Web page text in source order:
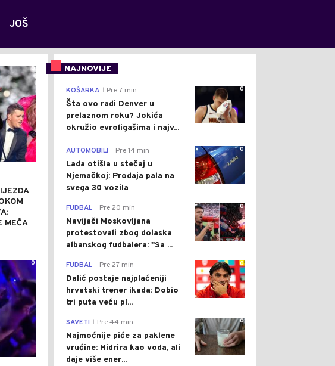
JOŠ
MEČA
0
0
NAJNOVIJE
0
KOŠARKA Pre 7 min
Šta ovo radi Denver u
prelaznom roku? Jokića
okružio evroligašima i najv...
0
AUTOMOBILI Pre 14 min
Lada otišla u stečaj u
Njemačkoj: Prodaja pala na
svega 30 vozila
0
FUDBAL Pre 20 min
Navijači Moskovljana
protestovali zbog dolaska
albanskog fudbalera: "Sa ...
0
FUDBAL Pre 27 min
Dalić postaje najplaćeniji
hrvatski trener ikada: Dobio
tri puta veću pl...
0
SAVETI Pre 44 min
Najmoćnije piće za paklene
vrućine: Hidrira kao voda, ali
daje više ener...